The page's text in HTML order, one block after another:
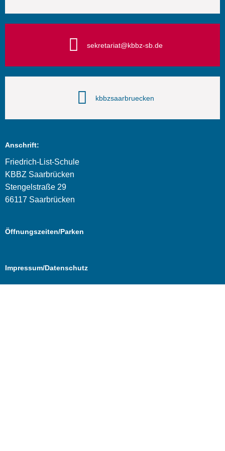
sekretariat@kbbz-sb.de
kbbzsaarbruecken
Anschrift:
Friedrich-List-Schule
KBBZ Saarbrücken
Stengelstraße 29
66117 Saarbrücken
Öffnungszeiten/Parken
Impressum/Datenschutz